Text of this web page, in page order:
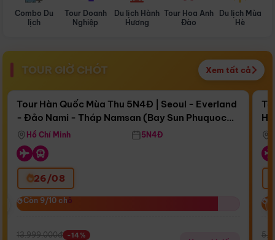
Combo Du
lịch
Tour Doanh
Nghiệp
Du lịch Hành
Hương
Tour Hoa Anh
Đào
Du lịch Mùa
Hè
TOUR GIỜ CHÓT Xem tất cả
Còn16 ngày 12:47:42
Bay Sun Phuquoc Airways
Điểm nổi bật
Tour Hàn Quốc Mùa Thu 5N4Đ | Seoul - Everland
- Đảo Nami - Tháp Namsan (Bay Sun Phuquoc
Airways)
Hồ Chí Minh 5N4Đ
26/08
Còn 9/10 chỗ
Còn 9/10 chỗ
13.999.000đ -14%